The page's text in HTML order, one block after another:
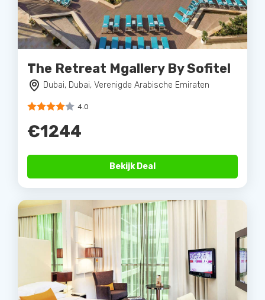
The Retreat Mgallery By Sofitel
Dubai, Dubai, Verenigde Arabische Emiraten
4.0
€1244
Bekijk Deal